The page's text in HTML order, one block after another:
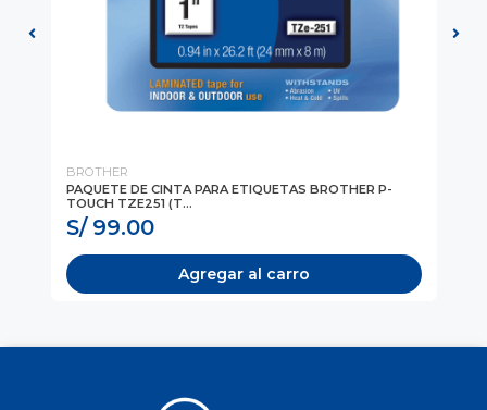
BROTHER
PAQUETE DE CINTA PARA ETIQUETAS BROTHER P-
TOUCH TZE251 (T...
S/ 99.00
Agregar al carro